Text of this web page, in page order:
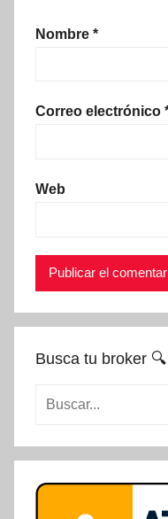
Nombre *
Correo electrónico
Web
Busca tu broker 🔍
Buscar: